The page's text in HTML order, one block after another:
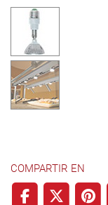
COMPARTIR EN